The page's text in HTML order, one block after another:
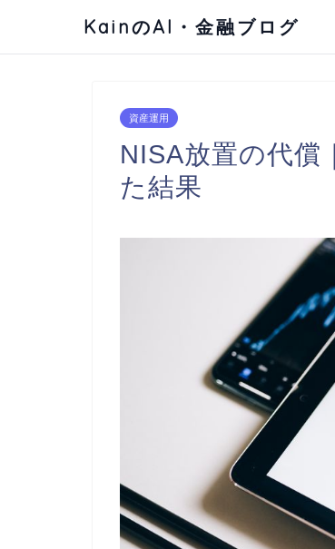
KainのAI・金融ブログ
資産運用
NISA放置の代償
た結果